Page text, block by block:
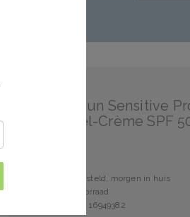
Eucerin Sun Sensitive
Touch Gel-Crème SPF
Voor 15:00 besteld, morgen in huis
3 stuks op voorraad
Artikelnummer: 16949382